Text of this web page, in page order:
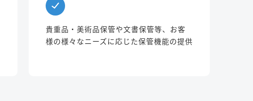
貴重品・美術品保管や文書保管等、お客
様の様々なニーズに応じた保管機能の提供